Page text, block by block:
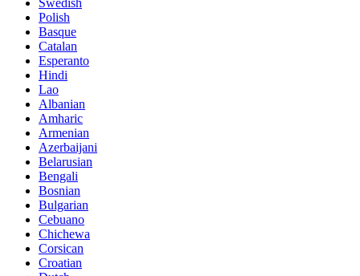
Polish
Basque
Catalan
Esperanto
Hindi
Lao
Albanian
Amharic
Armenian
Azerbaijani
Belarusian
Bengali
Bosnian
Bulgarian
Cebuano
Chichewa
Corsican
Croatian